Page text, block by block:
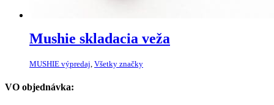
Mushie skladacia veža
MUSHIE výpredaj, Všetky značky
VO objednávka: